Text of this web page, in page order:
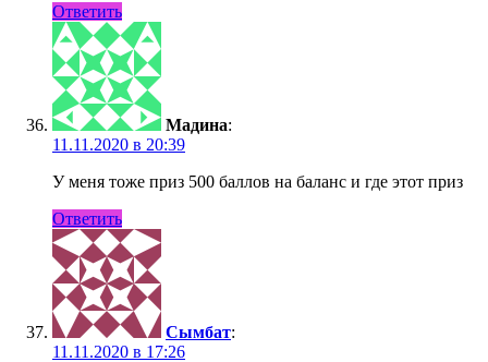
Ответить
Мадина:
11.11.2020 в 20:39
У меня тоже приз 500 баллов на баланс и где этот приз
Ответить
Сымбат:
11.11.2020 в 17:26